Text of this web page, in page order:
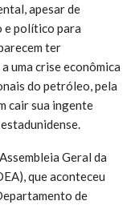
apesar de
e político para
ter
uma crise econômica
do petróleo, pela
cair sua ingente
Geral da
que aconteceu
de